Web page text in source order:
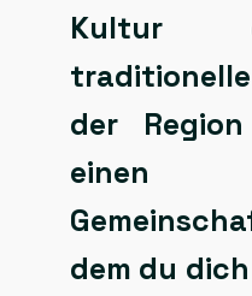
Kultur
der
einen
dem du